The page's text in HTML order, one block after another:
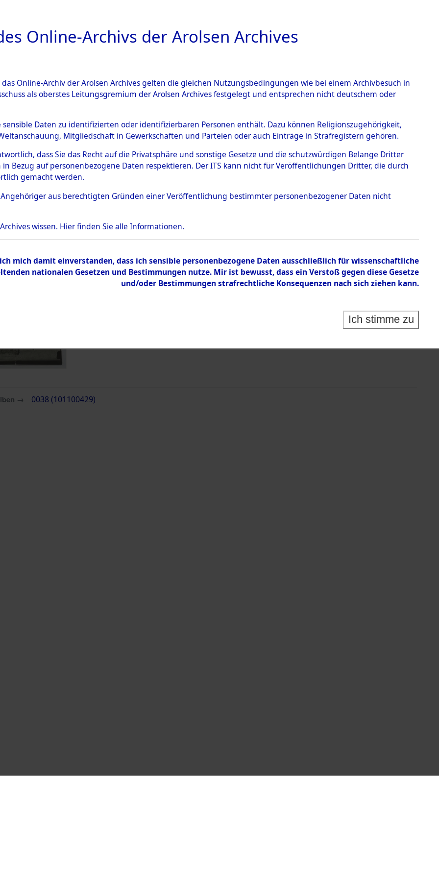
ARCHIVALE ÜBERSICHT BILD
→Kreis Alfeld→0038 (101100429)
0038 (101100429)
Übergeordnetes
Niedersachsen
Inhalt
Zur Übersicht
→ 0038 (101100429)
Online-Archivs der Arolsen Archives
Online-Archiv der Arolsen Archives gelten die gleichen Nutzungsbedingungen wie bei einem Archivbesuch in
als oberstes Leitungsgremium der Arolsen Archives festgelegt und entsprechen nicht deutschem oder
sensible Daten zu identifizierten oder identifizierbaren Personen enthält. Dazu können Religionszugehörigkeit,
Mitgliedschaft in Gewerkschaften und Parteien oder auch Einträge in Strafregistern gehören.
dass Sie das Recht auf die Privatsphäre und sonstige Gesetze und die schutzwürdigen Belange Dritter
Bezug auf personenbezogene Daten respektieren. Der ITS kann nicht für Veröffentlichungen Dritter, die durch
gemacht werden.
Angehöriger aus berechtigten Gründen einer Veröffentlichung bestimmter personenbezogener Daten nicht
wissen. Hierfinden Sie alle Informationen.
mich damit einverstanden, dass ich sensible personenbezogene Daten ausschließlich für wissenschaftliche
nationalen Gesetzen und Bestimmungen nutze. Mir ist bewusst, dass ein Verstoß gegen diese Gesetze
und/oder Bestimmungen strafrechtliche Konsequenzen nach sich ziehen kann.
Ich stimme zu